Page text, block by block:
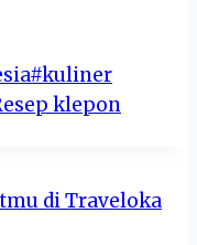
#kuliner
klepon
di Traveloka